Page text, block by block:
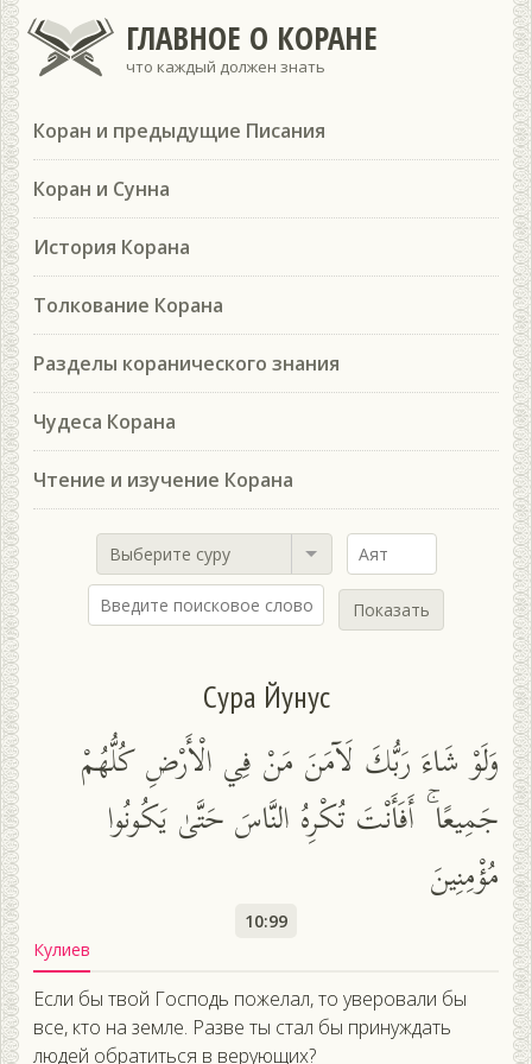
ГЛАВНОЕ О КОРАНЕ
что каждый должен знать
Коран и предыдущие Писания
Коран и Сунна
История Корана
Толкование Корана
Разделы коранического знания
Чудеса Корана
Чтение и изучение Корана
Выберите суру
Показать
Сура Йунус
وَلَوْ شَاءَ رَبُّكَ لَآمَنَ مَنْ فِي الْأَرْضِ كُلُّهُمْ
جَمِيعًا ۚ أَفَأَنْتَ تُكْرِهُ النَّاسَ حَتَّىٰ يَكُونُوا
مُؤْمِنِينَ
10:99
Кулиев
Если бы твой Господь пожелал, то уверовали бы
все, кто на земле. Разве ты стал бы принуждать
людей обратиться в верующих?